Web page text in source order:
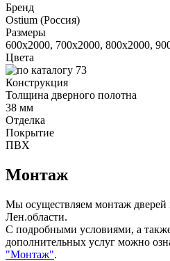
Бренд
Ostium (Россия)
Размеры
600x2000, 700x2000, 800x2000,
Цвета
Конструкция
Толщина дверного полотна
38 мм
Отделка
Покрытие
ПВХ
Монтаж
Мы осуществляем монтаж дверей
Лен.области.
С подробными условиями, а
дополнительных услуг можно
"Монтаж".